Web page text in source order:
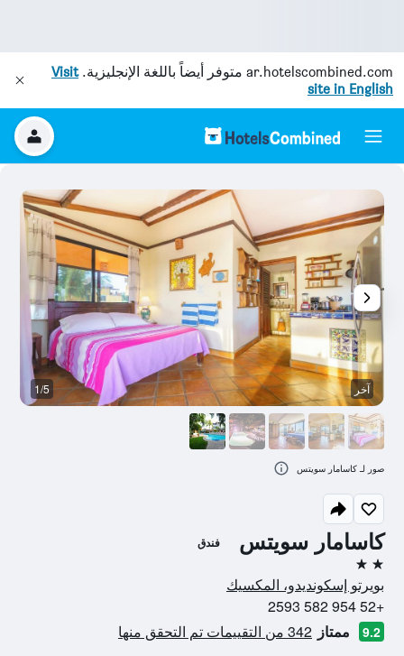
ar.hotelscombined.com متوفر أيضاً باللغة الإنجليزية.Visit
site in English
كاسامار سويتس فندق
2 نجمتين
بويرتو إسكونديدو، المكسيك
+52 954 582 2593
9.2 ممتاز 342 من التقييمات تم التحقق منها
آخر 1/5
صور لـ كاسامار سويتس